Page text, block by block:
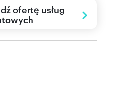
ofertę usług